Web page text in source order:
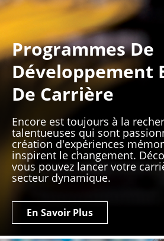
Programmes De
Développement
De Carrière
Encore est toujours à la
talentueuses qui sont
création d'expériences
inspirent le changement.
vous pouvez lancer votre
secteur dynamique.
En Savoir Plus